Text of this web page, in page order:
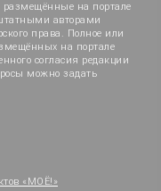
на портале
авторами
права. Полное или
на портале
согласия редакции
можно задать
«МОЁ!»